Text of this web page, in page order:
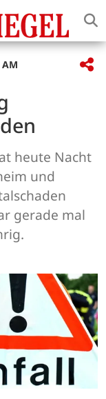
heute Nacht
und
gerade mal